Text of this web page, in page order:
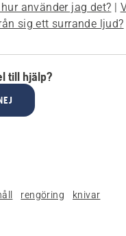
använder jag det? |
sig ett surrande ljud?
till hjälp?
rengöring
knivar